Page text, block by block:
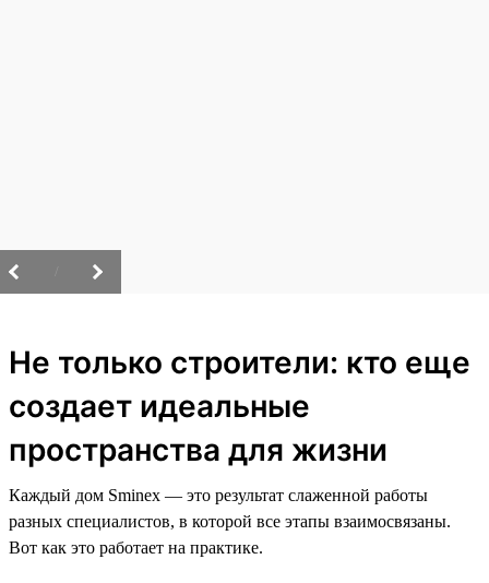
Не только строители: кто еще
создает идеальные
пространства для жизни
Каждый дом Sminex — это результат слаженной работы
разных специалистов, в которой все этапы взаимосвязаны.
Вот как это работает на практике.